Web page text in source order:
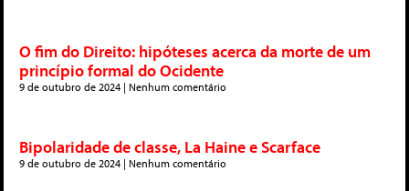
O fim do Direito: hipóteses acerca da morte de um
princípio formal do Ocidente
9 de outubro de 2024 Nenhum comentário
Bipolaridade de classe, La Haine e Scarface
9 de outubro de 2024 Nenhum comentário